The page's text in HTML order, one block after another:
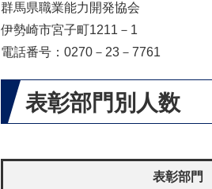
群馬県職業能力開発協会
伊勢崎市宮子町1211－1
電話番号：0270－23－7761
表彰部門別人数
表彰部門